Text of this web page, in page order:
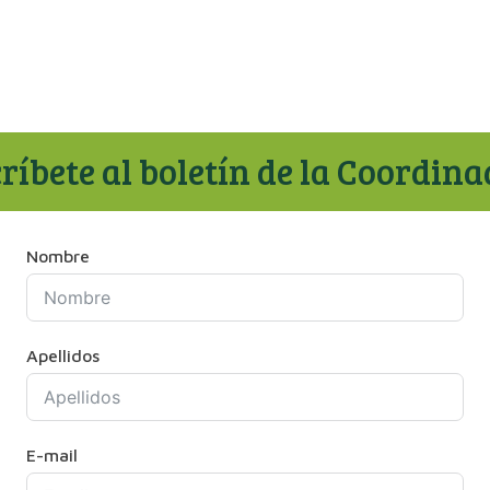
al boletín de la
Nombre
Apellidos
E-mail